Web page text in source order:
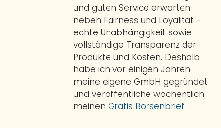
und guten Service erwarten
neben Fairness und Loyalität -
echte Unabhängigkeit sowie
vollständige Transparenz der
Produkte und Kosten. Deshalb
habe ich vor einigen Jahren
meine eigene GmbH gegründet
und veröffentliche wöchentlich
meinen Gratis Börsenbrief